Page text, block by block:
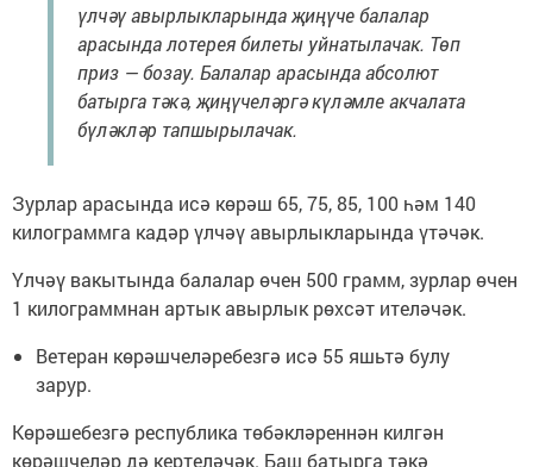
үлчәү авырлыкларында җиңүче балалар
арасында лотерея билеты уйнатылачак. Төп
приз — бозау. Балалар арасында абсолют
батырга тәкә, җиңүчеләргә күләмле акчалата
бүләкләр тапшырылачак.
Зурлар арасында исә көрәш 65, 75, 85, 100 һәм 140
килограммга кадәр үлчәү авырлыкларында үтәчәк.
Үлчәү вакытында балалар өчен 500 грамм, зурлар өчен
1 килограммнан артык авырлык рөхсәт ителәчәк.
Ветеран көрәшчеләребезгә исә 55 яшьтә булу
зарур.
Көрәшебезгә республика төбәкләреннән килгән
көрәшчеләр дә кертеләчәк. Баш батырга тәкә